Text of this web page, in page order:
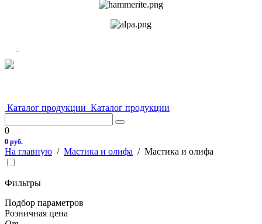
Каталог продукции Каталог продукции
0
0 руб.
На главную / Мастика и олифа / Мастика и олифа
Фильтры
Подбор параметров
Розничная цена